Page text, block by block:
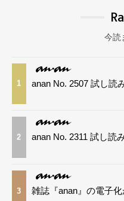
今読
1 anan No. 2507 試し読
2 anan No. 2311 試し読
3 雑誌『anan』の電子